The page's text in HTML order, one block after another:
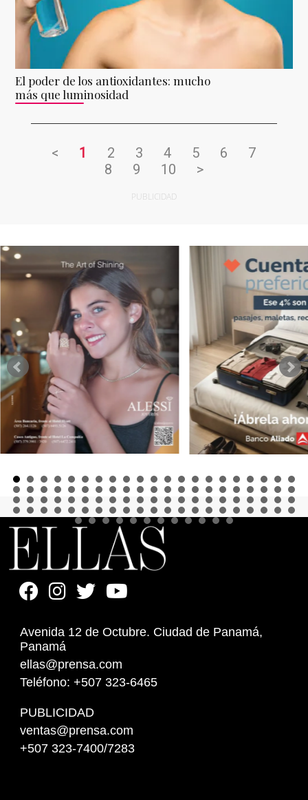
El poder de los antioxidantes: mucho
más que luminosidad
< 1 2 3 4 5 6
7
8
9 10 >
PUBLICIDAD
Avenida 12 de Octubre. Ciudad de Panamá,
Panamá
ellas@prensa.com
Teléfono: +507 323-6465
PUBLICIDAD
ventas@prensa.com
+507 323-7400/7283